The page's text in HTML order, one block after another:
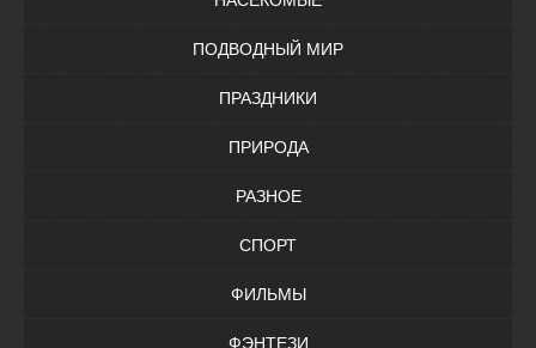
ПОДВОДНЫЙ МИР
ПРАЗДНИКИ
ПРИРОДА
РАЗНОЕ
СПОРТ
ФИЛЬМЫ
ФЭНТЕЗИ